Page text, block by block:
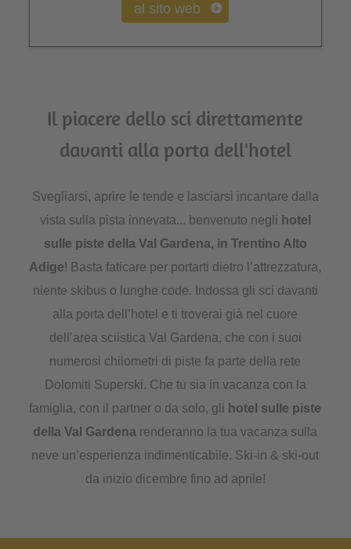
al sito web
Il piacere dello sci direttamente
davanti alla porta dell'hotel
Svegliarsi, aprire le tende e lasciarsi incantare dalla
vista sulla pista innevata... benvenuto negli hotel
sulle piste della Val Gardena, in Trentino Alto
Adige! Basta faticare per portarti dietro l’attrezzatura,
niente skibus o lunghe code. Indossa gli sci davanti
alla porta dell’hotel e ti troverai già nel cuore
dell’area sciistica Val Gardena, che con i suoi
numerosi chilometri di piste fa parte della rete
Dolomiti Superski. Che tu sia in vacanza con la
famiglia, con il partner o da solo, gli hotel sulle piste
della Val Gardena renderanno la tua vacanza sulla
neve un’esperienza indimenticabile. Ski-in & ski-out
da inizio dicembre fino ad aprile!